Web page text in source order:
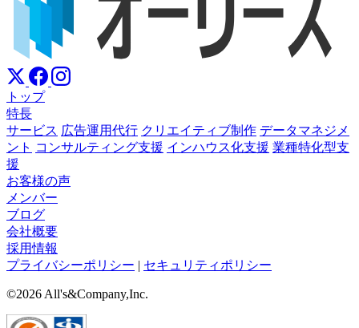
トップ
特長
サービス 広告運用代行 クリエイティブ制作 データマネジメ
ント コンサルティング支援 インハウス化支援 業種特化型支
援
お客様の声
メンバー
ブログ
会社概要
採用情報
プライバシーポリシー | セキュリティポリシー
©2026 All's&Company,Inc.